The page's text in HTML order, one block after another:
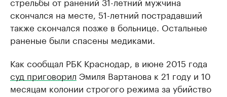
скончался на месте, 51-летний пострадавший
также скончался позже в больнице. Остальные
раненые были спасены медиками.
Как сообщал РБК Краснодар, в июне 2015 года
суд приговорил Эмиля Вартанова к 21 году и 10
месяцам колонии строгого режима за убийство